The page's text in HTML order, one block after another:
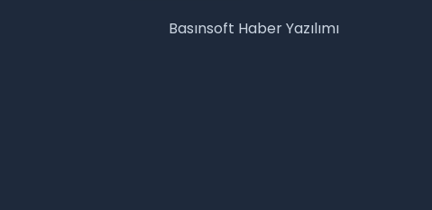
Basınsoft Haber Yazılımı